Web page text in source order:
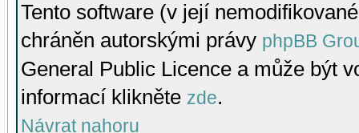
Tento software (v její
chráněn autorskými právy phpBB
General Public Licence a může být
informací klikněte zde.
Návrat nahoru